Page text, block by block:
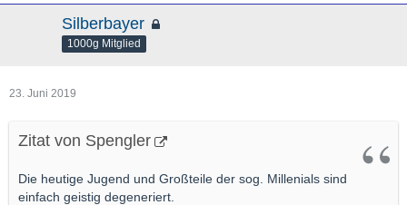
Silberbayer
1000g Mitglied
23. Juni 2019
Zitat von Spengler
Die heutige Jugend und Großteile der sog. Millenials sind
einfach geistig degeneriert.